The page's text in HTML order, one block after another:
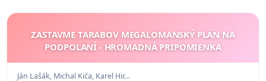
ZASTAVME TARABOV MEGALOMANSKÝ PLÁN NA
PODPOĽANÍ - HROMADNÁ PRIPOMIENKA
Ján Lašák, Michal Kiča, Karel Hir…